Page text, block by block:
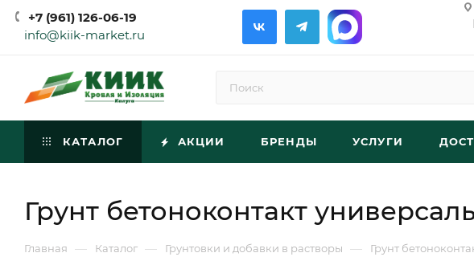
+7 (961) 126-06-19
info@kiik-market.ru
КАТАЛОГ АКЦИИ БРЕНДЫ УСЛУГИ
Грунт бетоноконтакт
Главная — Каталог — Грунтовки и добавки в растворы — Грунт